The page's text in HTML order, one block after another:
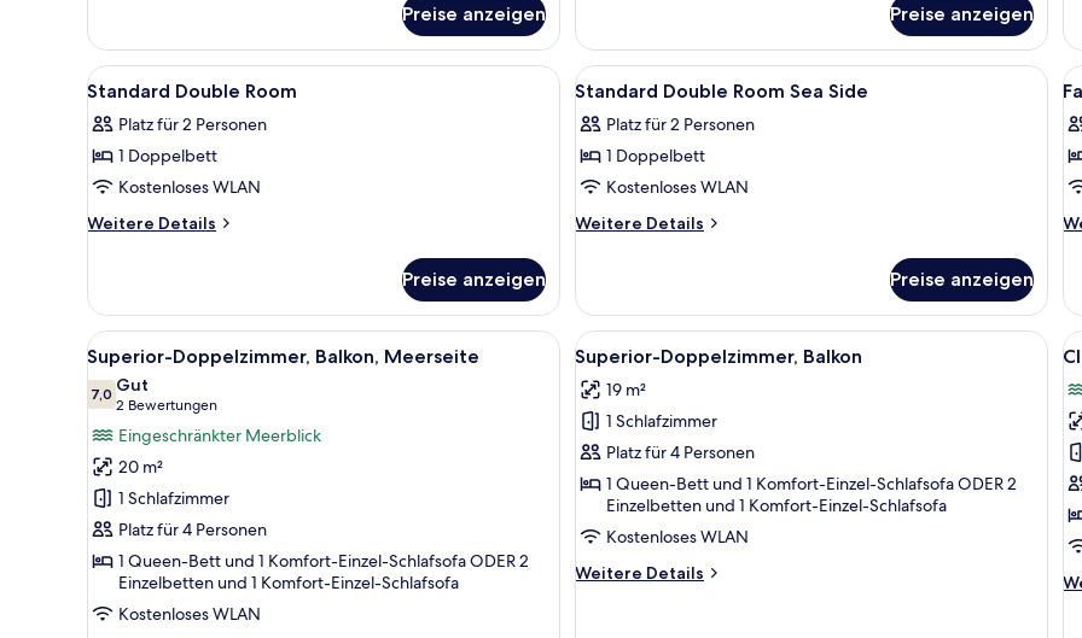
oder
Zweibettzimmer,
Balkon
Preise anzeigen
Doppelzimmer,
Balkon,
Meerseite
Preise anzeigen
Alle
Fotos
für
Standard
Double
Room
Minibar, Zimmersafe, Schreibtisch, kostenloses WLAN
4
Standard Double Room
Platz für 2 Personen
1 Doppelbett
Kostenloses WLAN
Weitere Details
Weitere
Double
Room
Preise anzeigen
Alle
Fotos
für
Standard
Double
Room
anzeigen
Minibar, Zimmersafe, Schreibtisch,
3
Standard Double Room Sea Side
Platz für 2 Personen
1 Doppelbett
Kostenloses WLAN
Weitere Details
Weitere
Double
Room
Sea
Side
Preise anzeigen
Alle
Fotos
für
Superior-
Doppelzimmer,
Balkon,
Meerseite
anzeigen
Ein Hotelzimmer mit einem großen Bett, einem Schreibtisch, einem Stuhl und Meerblick.
8
Superior-Doppelzimmer, Balkon, Meerseite
7,07,0 von 10
Gut
2 Bewertungen
(2
Bewertungen)
Eingeschränkter Meerblick
20 m²
1 Schlafzimmer
Platz für 4 Personen
1 Queen-Bett und 1 Komfort-Einzel-Schlafsofa ODER 2
Einzelbetten und 1 Komfort-Einzel-Schlafsofa
Kostenloses WLAN
Alle
Fotos
für
Superior-
Doppelzimmer,
Balkon
anzeigen
Ein Hotelzimmer mit einem großen
6
Superior-Doppelzimmer, Balkon
19 m²
1 Schlafzimmer
Platz für 4 Personen
1 Queen-Bett und 1 Komfort-Einzel-Schlafsofa ODER 2
Einzelbetten und 1 Komfort-Einzel-Schlafsofa
Kostenloses WLAN
Weitere Details
Weitere